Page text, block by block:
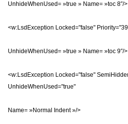
UnhideWhenUsed= »true » Name= »toc 8″/>
<w:LsdException Locked="false"
UnhideWhenUsed= »true » Name= »toc 9″/>
<w:LsdException Locked="false"
UnhideWhenUsed="true"
Name= »Normal Indent »/>